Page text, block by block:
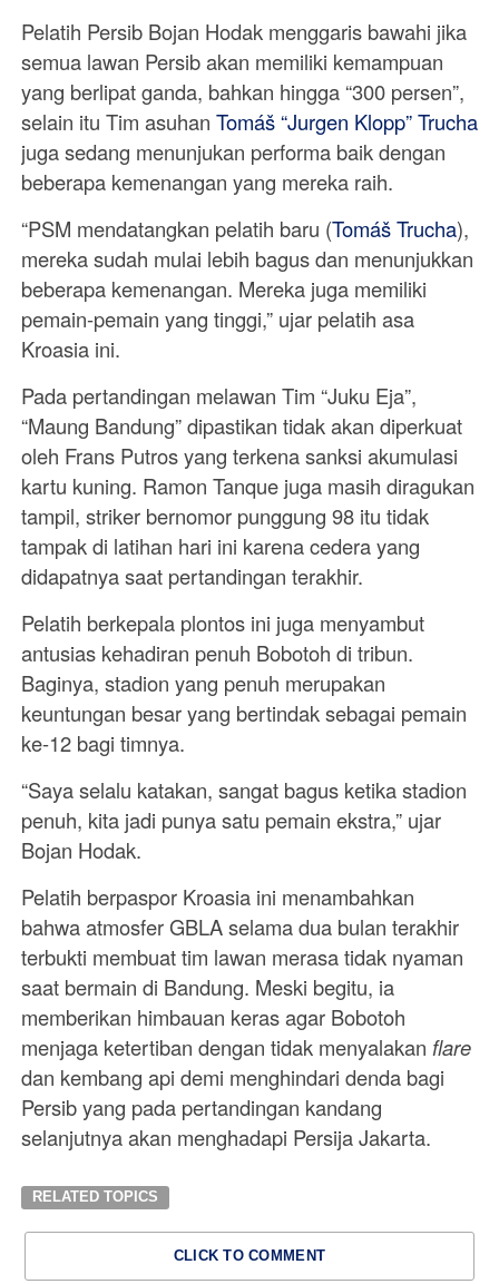
Pelatih Persib Bojan Hodak menggaris bawahi jika
semua lawan Persib akan memiliki kemampuan
yang berlipat ganda, bahkan hingga “300 persen”,
selain itu Tim asuhan Tomáš “Jurgen Klopp” Trucha
juga sedang menunjukan performa baik dengan
beberapa kemenangan yang mereka raih.
“PSM mendatangkan pelatih baru (Tomáš Trucha),
mereka sudah mulai lebih bagus dan menunjukkan
beberapa kemenangan. Mereka juga memiliki
pemain-pemain yang tinggi,” ujar pelatih asa
Kroasia ini.
Pada pertandingan melawan Tim “Juku Eja”,
“Maung Bandung” dipastikan tidak akan diperkuat
oleh Frans Putros yang terkena sanksi akumulasi
kartu kuning. Ramon Tanque juga masih diragukan
tampil, striker bernomor punggung 98 itu tidak
tampak di latihan hari ini karena cedera yang
didapatnya saat pertandingan terakhir.
Pelatih berkepala plontos ini juga menyambut
antusias kehadiran penuh Bobotoh di tribun.
Baginya, stadion yang penuh merupakan
keuntungan besar yang bertindak sebagai pemain
ke-12 bagi timnya.
“Saya selalu katakan, sangat bagus ketika stadion
penuh, kita jadi punya satu pemain ekstra,” ujar
Bojan Hodak.
Pelatih berpaspor Kroasia ini menambahkan
bahwa atmosfer GBLA selama dua bulan terakhir
terbukti membuat tim lawan merasa tidak nyaman
saat bermain di Bandung. Meski begitu, ia
memberikan himbauan keras agar Bobotoh
menjaga ketertiban dengan tidak menyalakan flare
dan kembang api demi menghindari denda bagi
Persib yang pada pertandingan kandang
selanjutnya akan menghadapi Persija Jakarta.
RELATED TOPICS
CLICK TO COMMENT